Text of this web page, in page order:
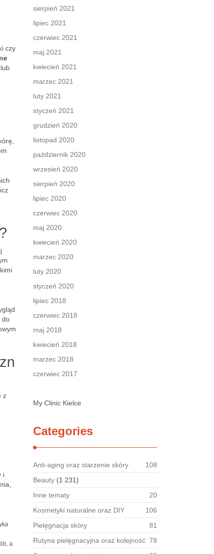
czy
do
z
i
a
sierpień 2021
lipiec 2021
czerwiec 2021
maj 2021
kwiecień 2021
marzec 2021
luty 2021
styczeń 2021
grudzień 2020
listopad 2020
październik 2020
wrzesień 2020
sierpień 2020
lipiec 2020
czerwiec 2020
maj 2020
kwiecień 2020
marzec 2020
luty 2020
styczeń 2020
lipiec 2018
czerwiec 2018
maj 2018
kwiecień 2018
marzec 2018
czerwiec 2017
My Clinic Kielce
Categories
Anti-aging oraz starzenie skóry
108
Beauty (1 231)
Inne tematy
20
Kosmetyki naturalne oraz DIY
106
Pielęgnacja skóry
81
Rutyna pielęgnacyjna oraz kolejność 78